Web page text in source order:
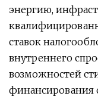
энергию,
ставок
внутреннего
возможностей
финансирования